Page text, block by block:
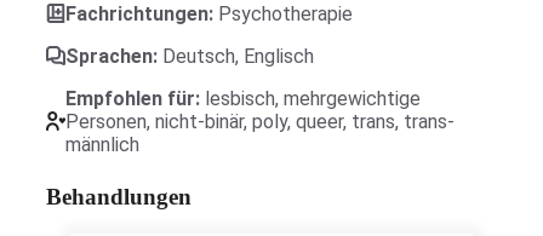
Fachrichtungen: Psychotherapie
Sprachen: Deutsch, Englisch
Empfohlen für: lesbisch, mehrgewichtige
Personen, nicht-binär, poly, queer, trans, trans-
männlich
Behandlungen